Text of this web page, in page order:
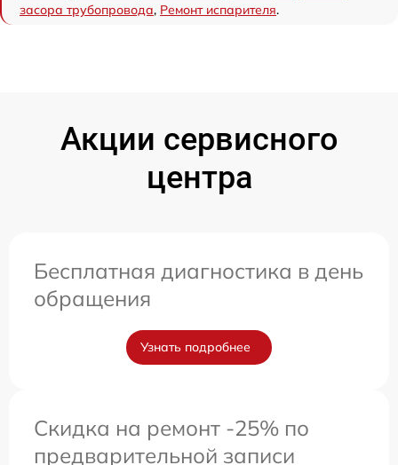
засора трубопровода, Ремонт испарителя.
Акции сервисного
центра
Бесплатная диагностика в день
обращения
Узнать подробнее
Скидка на ремонт -25% по
предварительной записи